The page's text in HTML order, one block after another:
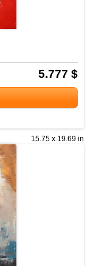
5.777 $
15.75 x 19.69 in